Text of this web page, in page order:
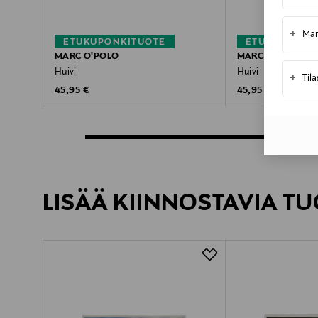
+
+
ETUKUPONKITUOTE
MARC O'POLO
Huivi
Original Price
45,95 €
MARC O'POLO
Huivi
Original Price
45,95 €
LISÄÄ KIINNOSTAVIA